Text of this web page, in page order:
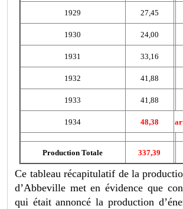
1929 27,45
1930 24,00
1931 33,16
1932 41,88
1933 41,88
1934 48,38
Production Totale 337,39
Ce tableau récapitulatif de la
d’Abbeville met en évidence que
qui était annoncé la production